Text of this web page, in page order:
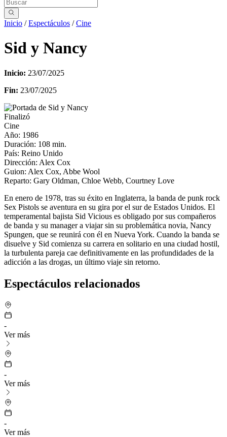
Inicio /Espectáculos /Cine
Sid y Nancy
Inicio: 23/07/2025
Fin: 23/07/2025
Finalizó
Cine
Año: 1986
Duración: 108 min.
País: Reino Unido
Dirección: Alex Cox
Guion: Alex Cox, Abbe Wool
Reparto: Gary Oldman, Chloe Webb, Courtney Love
En enero de 1978, tras su éxito en Inglaterra, la banda de punk rock
Sex Pistols se aventura en su gira por el sur de Estados Unidos. El
temperamental bajista Sid Vicious es obligado por sus compañeros
de banda y su manager a viajar sin su problemática novia, Nancy
Spungen, que se reunirá con él en Nueva York. Cuando la banda se
disuelve y Sid comienza su carrera en solitario en una ciudad hostil,
la turbulenta pareja cae definitivamente en las profundidades de la
adicción a las drogas, un último viaje sin retorno.
Espectáculos relacionados
-
Ver más
-
Ver más
-
Ver más